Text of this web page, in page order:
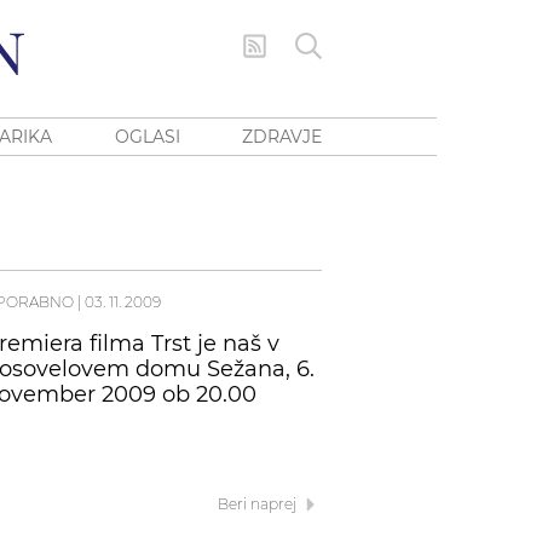
OGLASI ZDRAVJE
| 03. 11. 2009
filma Trst je naš v
domu Sežana, 6.
2009 ob 20.00
Beri naprej